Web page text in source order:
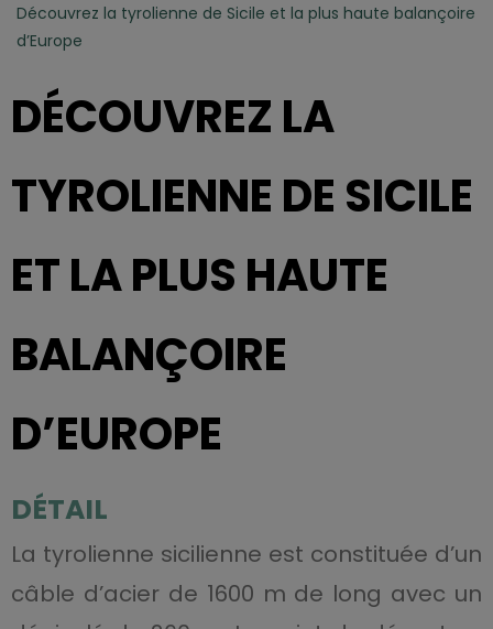
Découvrez la tyrolienne de Sicile et la plus haute balançoire
d’Europe
DÉCOUVREZ LA
TYROLIENNE DE SICILE
ET LA PLUS HAUTE
BALANÇOIRE
D’EUROPE
DÉTAIL
La tyrolienne sicilienne est constituée d’un
câble d’acier de 1600 m de long avec un